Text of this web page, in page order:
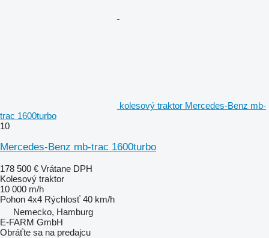
kolesový traktor Mercedes-Benz mb-
trac 1600turbo
10
Mercedes-Benz mb-trac 1600turbo
178 500 € Vrátane DPH
Kolesový traktor
10 000 m/h
Pohon 4x4 Rýchlosť 40 km/h
Nemecko, Hamburg
E-FARM GmbH
Obráťte sa na predajcu